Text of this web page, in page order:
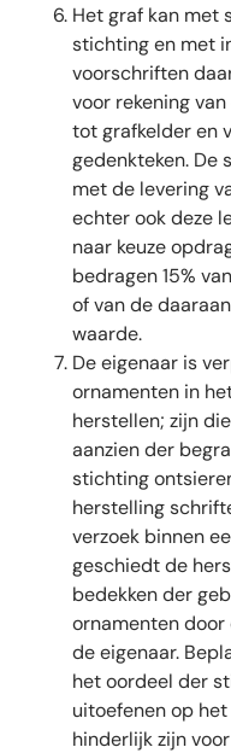
Het graf kan met
stichting en met
voorschriften
voor rekening
tot grafkelder en
gedenkteken. De
met de levering
echter ook deze
naar keuze
bedragen 15%
of van de
waarde.
De eigenaar is
ornamenten in
herstellen; zijn
aanzien der
stichting
herstelling
verzoek binnen
geschiedt de
bedekken der
ornamenten
de eigenaar.
het oordeel der
uitoefenen op
hinderlijk zijn